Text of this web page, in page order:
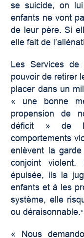
se suicide, on
enfants ne vont
de leur père. Si
elle fait de
Les Services de
pouvoir de retirer
placer dans un
« une bonne
propension de
déficit » de
comportements
enlèvent la
conjoint
épuisée, ils la
enfants et à les
système, elle
ou déraisonnable.*
« Nous